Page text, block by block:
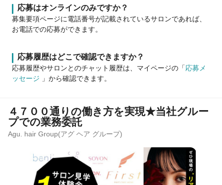
応募はオンラインのみですか？
募集要項ページに電話番号が記載されているサロンであれば、
お電話での応募ができます。
応募履歴はどこで確認できますか？
応募履歴やサロンとのチャット履歴は、マイページの「応募メ
ッセージ
」から確認できます。
４７００通りの働き方を実現★当社グルー
プでの業務委託
Agu. hair Group(アグ ヘア グループ)